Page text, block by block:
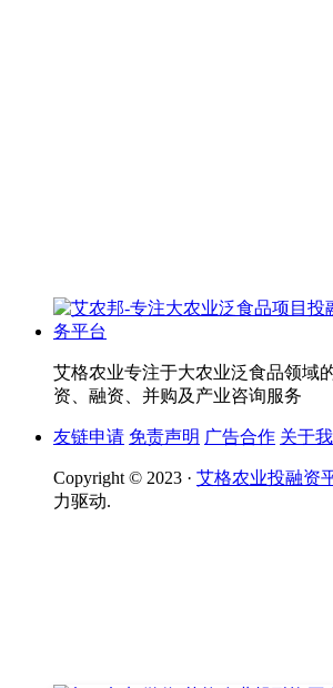
艾格农业专注于大农业泛食品领域
资、融资、并购及产业咨询服务
友链申请 免责声明 广告合作 关于
Copyright © 2023 · 艾格农业投融资
力驱动.